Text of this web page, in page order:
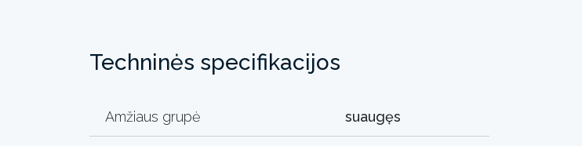
Techninės specifikacijos
Amžiaus grupė suaugęs